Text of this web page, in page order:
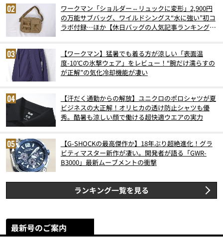
ワークマン「ショルダー⇔リュックに変形」2,900円
の万能サブバッグ、ワイルドシングス“水に強い”初コ
ラボ付録…ほか【休日バッグの人気記事ランキングベ
【ワークマン】猛暑でも着る方が涼しい「表面温
度-10℃の氷撃ウェア」をレビュー！“腕だけ濡らすの
が正解”の気化冷却機能が凄い
【汗だく通勤からの解放】ユニクロのポロシャツが夏
ビジネスの大正解！オリヒカの透け防止シャツも優
秀。酷暑も涼しい顔で働ける超快適ウエアの実力
【G-SHOCKの最高傑作か】18年ぶり超絶進化！グラ
ビティマスター新作が凄い。開発者が語る「GWR-
B3000」最新ムーブメントの衝撃
ランキング一覧を見る
最新号のご案内